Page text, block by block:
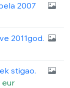
2007
2011god.
stigao.
eur